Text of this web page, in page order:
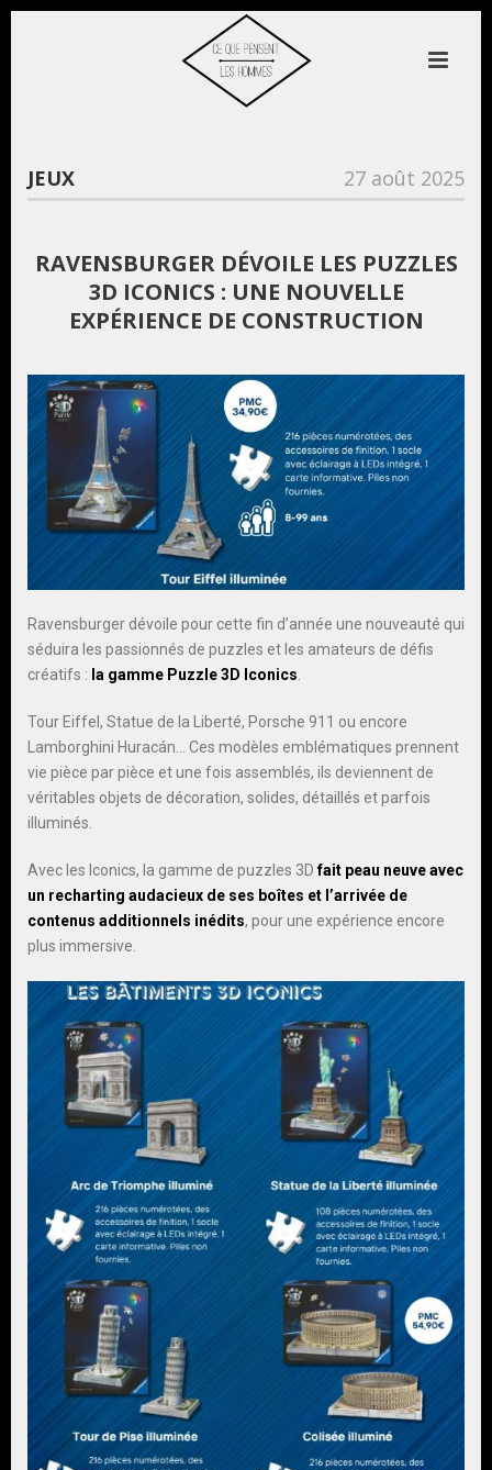
JEUX 27 août 2025
RAVENSBURGER DÉVOILE LES PUZZLES
3D ICONICS : UNE NOUVELLE
EXPÉRIENCE DE CONSTRUCTION
Ravensburger dévoile pour cette fin d’année une nouveauté qui
séduira les passionnés de puzzles et les amateurs de défis
créatifs : la gamme Puzzle 3D Iconics
Tour Eiffel, Statue de la Liberté, Porsche 911 ou encore
Lamborghini Huracán… Ces modèles emblématiques prennent
vie pièce par pièce et une fois assemblés, ils deviennent de
véritables objets de décoration, solides, détaillés et parfois
illuminés.
Avec les Iconics, la gamme de puzzles 3Dfait peau neuve avec
un recharting audacieux de ses boîtes et l’arrivée de
contenus additionnels inédits, pour une expérience encore
plus immersive.